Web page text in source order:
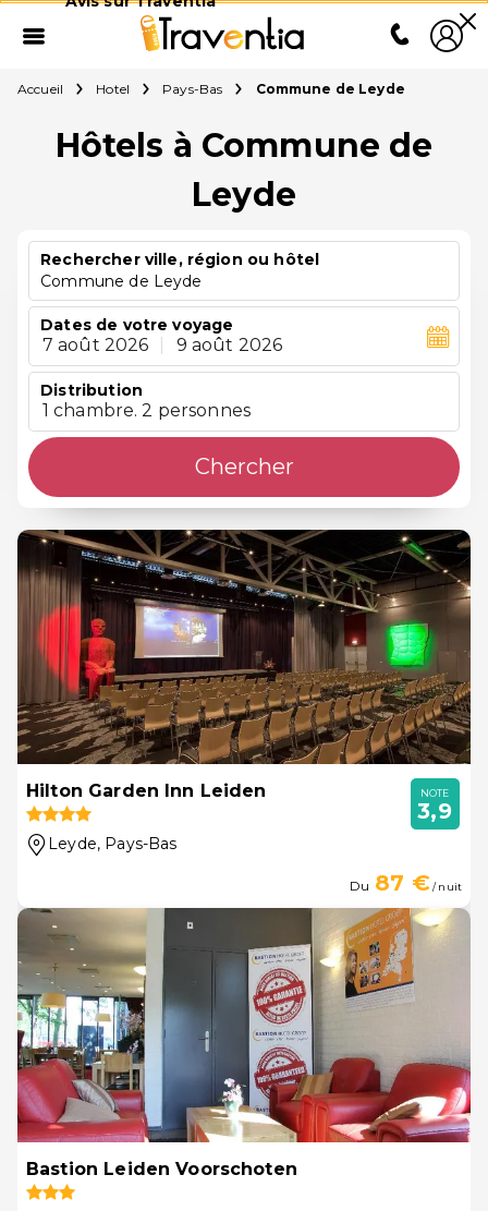
Accueil Hotel Pays-Bas Commune de Leyde
Hôtels à Commune de
Leyde
Rechercher ville, région ou hôtel
Commune de Leyde
Dates de votre voyage
7 août 2026 9 août 2026
Distribution
1 chambre. 2 personnes
Chercher
Hilton Garden Inn Leiden
Leyde, Pays-Bas
NOTE
3,9
Du 87 €/ nuit
Bastion Leiden Voorschoten